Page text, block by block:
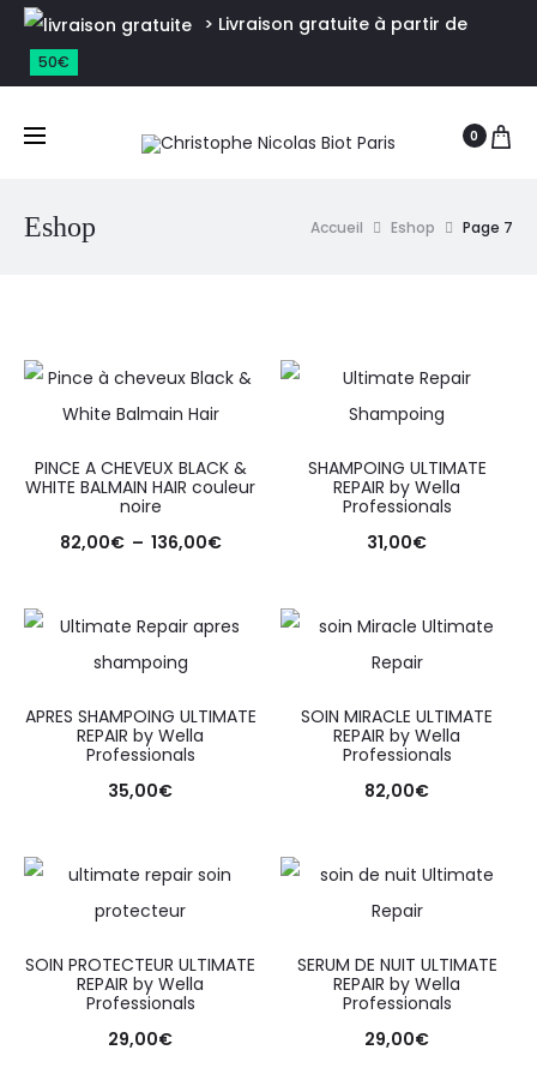
> Livraison gratuite à partir de
50€
0
Eshop Accueil Eshop Page 7
PINCE A CHEVEUX BLACK &
WHITE BALMAIN HAIR couleur
noire
82,00€ – 136,00€
SHAMPOING ULTIMATE
REPAIR by Wella
Professionals
31,00€
APRES SHAMPOING ULTIMATE
REPAIR by Wella
Professionals
35,00€
SOIN MIRACLE ULTIMATE
REPAIR by Wella
Professionals
82,00€
SOIN PROTECTEUR ULTIMATE
REPAIR by Wella
Professionals
29,00€
SERUM DE NUIT ULTIMATE
REPAIR by Wella
Professionals
29,00€